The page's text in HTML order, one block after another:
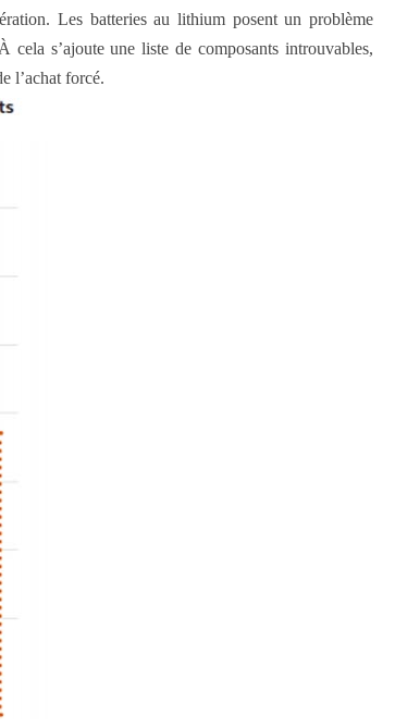
Les batteries au lithium posent un problème
s’ajoute une liste de composants introuvables,
l’achat forcé.